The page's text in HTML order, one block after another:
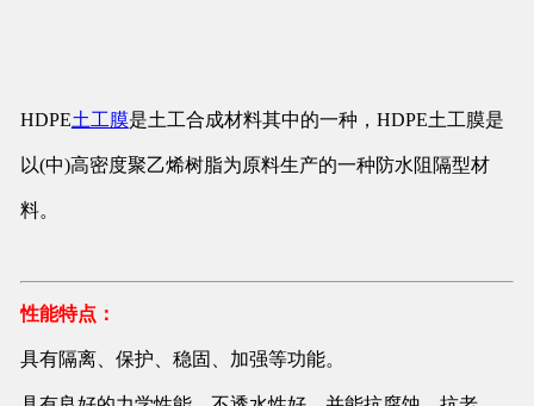
HDPE土工膜是土工合成材料其中的一种，HDPE土工膜是
以(中)高密度聚乙烯树脂为原料生产的一种防水阻隔型材
料。
性能特点：
具有隔离、 保护、稳固、加强等功能。